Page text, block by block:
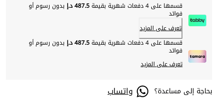
قسمها على 4 دفعات شهرية بقيمة 487.5 د.إ بدون رسوم أو
فوائد
تعرف على المزيد
قسمها على 4 دفعات شهرية بقيمة
487.5 د.إ بدون رسوم أو
فوائد
تعرف على المزيد
بحاجة إلى مساعدة؟ واتساب